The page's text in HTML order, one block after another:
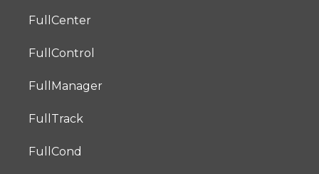
FullCenter
FullControl
FullManager
FullTrack
FullCond